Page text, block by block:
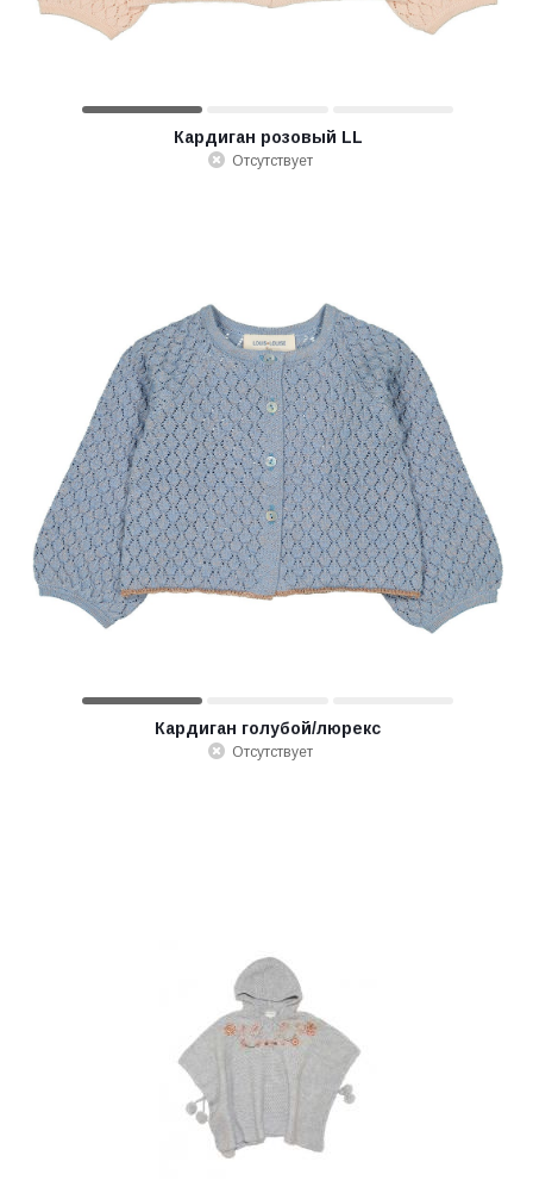
Кардиган розовый LL
Отсутствует
Кардиган голубой/люрекс
Отсутствует